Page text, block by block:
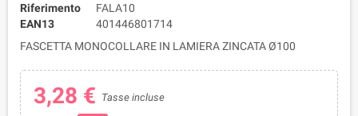
Riferimento
FALA10
EAN13
401446801714
FASCETTA MONOCOLLARE IN LAMIERA ZINCATA Ø100
3,28 € Tasse incluse